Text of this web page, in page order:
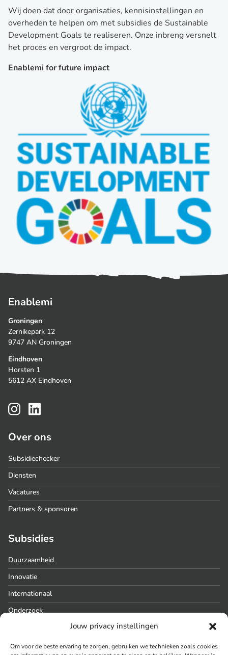
Jouw privacy instellingen
Om voor de beste ervaring te zorgen, gebruiken we technieken zoals cookies
Wij doen dat door organisaties, kennisinstellingen en
overheden te helpen om met subsidies de Sustainable
Development Goals te realiseren. Onze inbreng versnelt
het proces en vergroot de impact.
Enablemi for future impact
Over ons
Subsidiechecker
Diensten
Vacatures
Partners & sponsoren
Subsidies
Duurzaamheid
Innovatie
Internationaal
Onderzoek
Enablemi
Groningen
Zernikepark 12
9747 AN Groningen
Eindhoven
Horsten 1
5612 AX Eindhoven